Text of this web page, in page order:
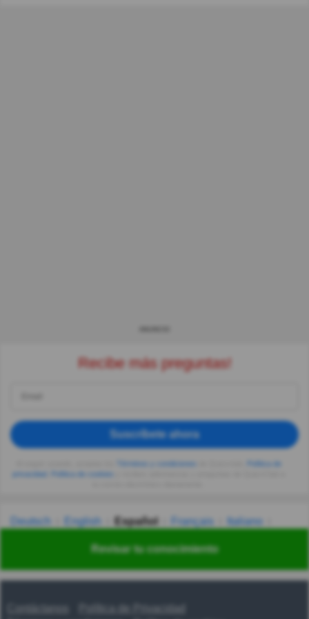
Revisar tu conocimiento
Recibe más preguntas!
Suscríbete ahora
privacidad
Deutsch English Español Français
Italiano
Українська हिन्दी 한국어 汉语
Contáctanos
Política de Privacidad